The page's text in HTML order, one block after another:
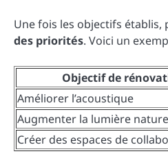
Une fois les objectifs établis,
des priorités. Voici un
Objectif de
Améliorer l’acoustique
Augmenter la lumière
Créer des espaces de